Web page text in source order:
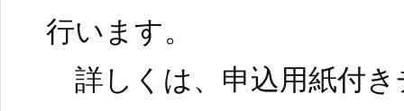
行います。
詳しくは、申込用紙付き